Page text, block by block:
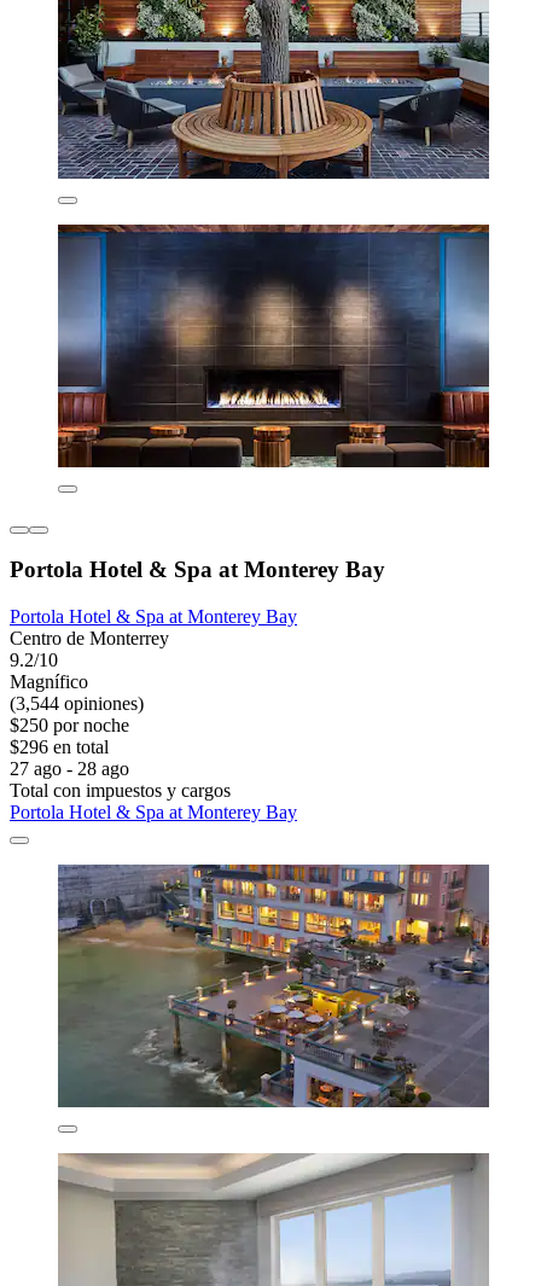
Portola Hotel & Spa at Monterey Bay
Portola Hotel & Spa at Monterey Bay
Centro de Monterrey
9.2/10
Magnífico
(3,544 opiniones)
$250 por noche
$296 en total
27 ago - 28 ago
Total con impuestos y cargos
Portola Hotel & Spa at Monterey Bay